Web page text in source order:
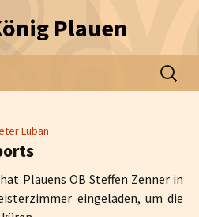
Plauen
Suche
nach:
Luban
Plauens OB Steffen Zenner in
eingeladen, um die